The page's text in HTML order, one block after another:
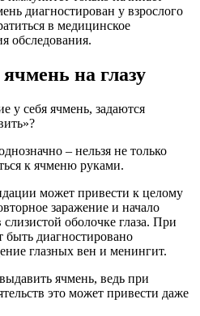
диагностирован у взрослого
в медицинское
обследования.
на глазу
себя ячмень, задаются
– нельзя не только
к ячменю руками.
может привести к целому
заражение и начало
оболочке глаза. При
быть диагностировано
глазных вен и менингит.
ячмень, ведь при
это может привести даже